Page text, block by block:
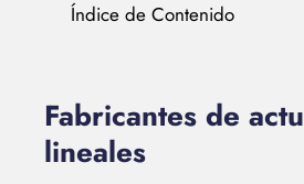
Índice de Contenido
Fabricantes de
lineales